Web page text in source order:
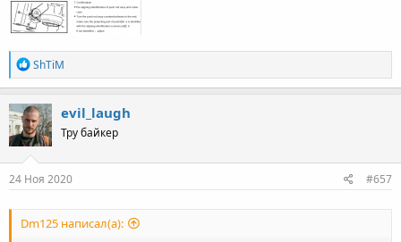
R
e
a
c
t
i
o
n
s
ShTiM
evil_laugh
Тру байкер
24 Ноя 2020 #657
Dm125 написал(а):